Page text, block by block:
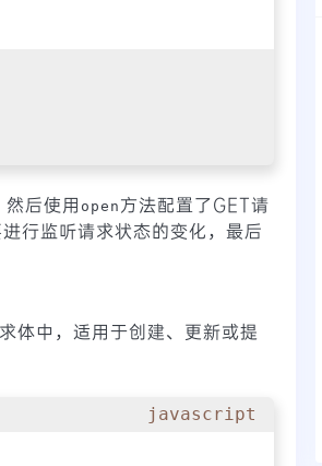
后使用 open 方法配置了GET请
行监听请求状态的变化，最后
体中，适用于创建、更新或提
javascript